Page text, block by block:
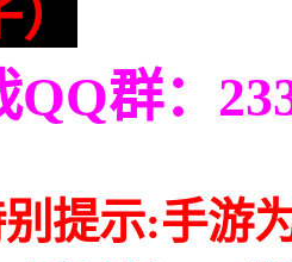
QQ群：
提示:手游